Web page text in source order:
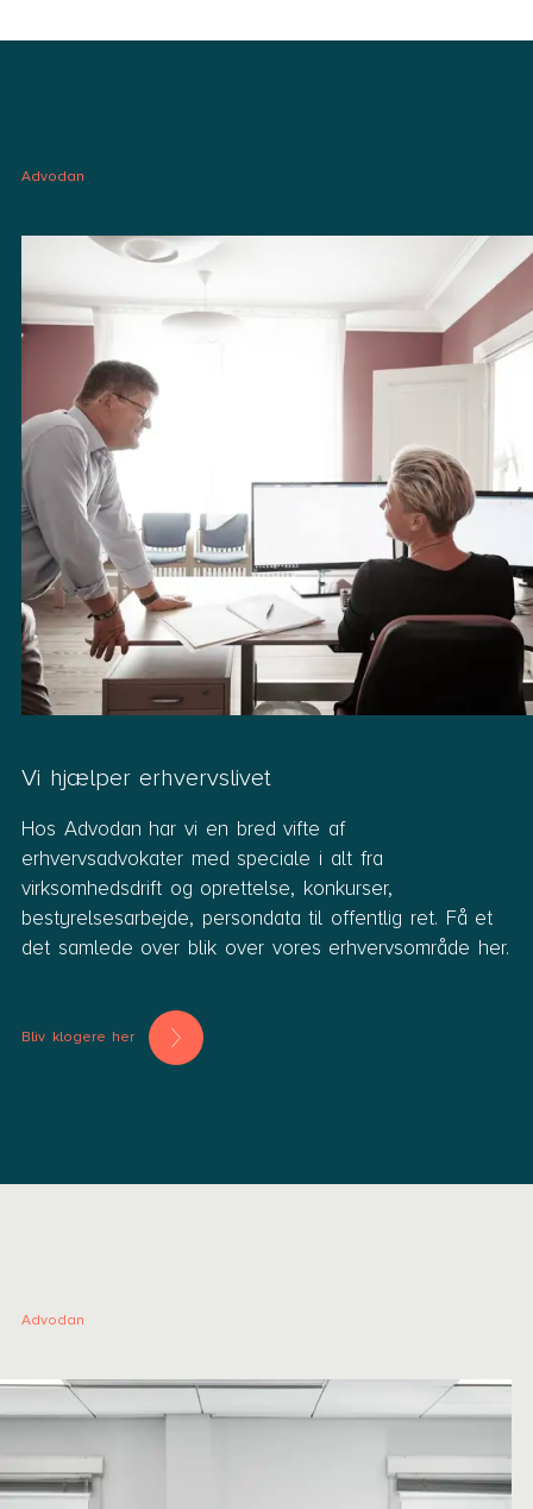
Advodan
Vi hjælper erhvervslivet
Hos Advodan har vi en bred vifte af
erhvervsadvokater med speciale i alt fra
virksomhedsdrift og oprettelse, konkurser,
bestyrelsesarbejde, persondata til offentlig ret. Få et
det samlede over blik over vores erhvervsområde her.
Bliv klogere her
Advodan